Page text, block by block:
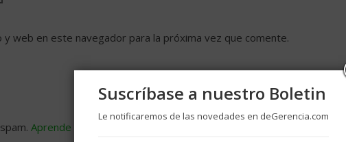
web en este navegador para la próxima vez que comente.
Aprende cómo se procesan los datos de tus comentarios
Suscríbase a nuestro Boletin
Le notificaremos de las novedades en deGerencia.com